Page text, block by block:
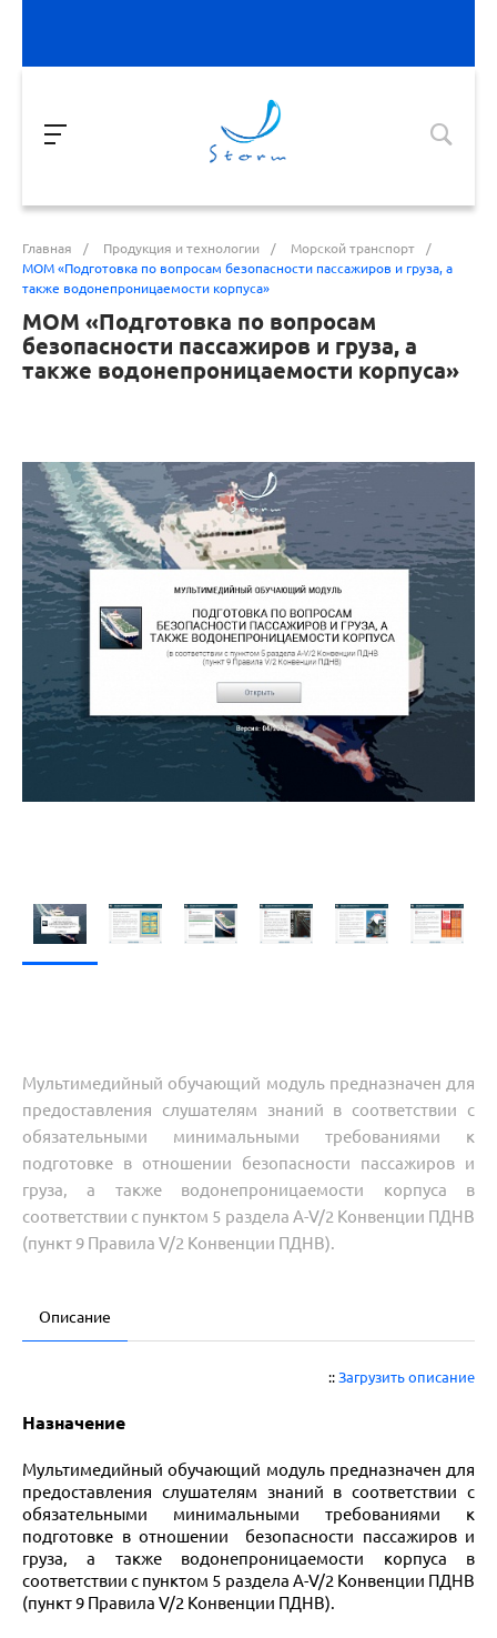
Главная / Продукция и технологии / Морской транспорт
/
МОМ «Подготовка по вопросам безопасности пассажиров и груза, а
также водонепроницаемости корпуса»
МОМ «Подготовка по вопросам
безопасности пассажиров и груза, а
также водонепроницаемости корпуса»
Мультимедийный обучающий модуль предназначен для
предоставления слушателям знаний в соответствии с
обязательными минимальными требованиями к
подготовке в отношении безопасности пассажиров и
груза, а также водонепроницаемости корпуса в
соответствии с пунктом 5 раздела A-V/2 Конвенции ПДНВ
(пункт 9 Правила V/2 Конвенции ПДНВ).
Описание
:: Загрузить описание
Назначение
Мультимедийный обучающий модуль предназначен для
предоставления слушателям знаний в соответствии с
обязательными минимальными требованиями к
подготовке в отношении безопасности пассажиров и
груза, а также водонепроницаемости корпуса в
соответствии с пунктом 5 раздела A-V/2 Конвенции ПДНВ
(пункт 9 Правила V/2 Конвенции ПДНВ).